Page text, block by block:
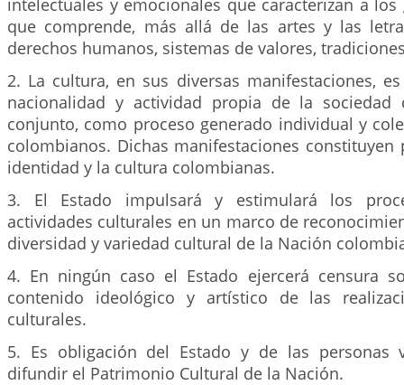
intelectuales y emocionales que caracterizan a
que comprende, más allá de las artes y las
derechos humanos, sistemas de valores,
2. La cultura, en sus diversas manifestaciones,
nacionalidad y actividad propia de la sociedad
conjunto, como proceso generado individual y
colombianos. Dichas manifestaciones
identidad y la cultura colombianas.
3. El Estado impulsará y estimulará los
actividades culturales en un marco de
diversidad y variedad cultural de la Nación
4. En ningún caso el Estado ejercerá censura
contenido ideológico y artístico de las
culturales.
5. Es obligación del Estado y de las personas
difundir el Patrimonio Cultural de la Nación.